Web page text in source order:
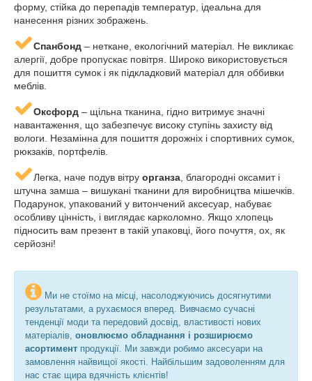
форму, стійка до перепадів температур, ідеальна для
нанесення різних зображень.
Спанбонд – неткане, екологічний матеріал. Не викликає
алергії, добре пропускає повітря. Широко використовується
для пошиття сумок і як підкладковий матеріал для оббивки
меблів.
Оксфорд – щільна тканина, гідно витримує значні
навантаження, що забезпечує високу ступінь захисту від
вологи. Незамінна для пошиття дорожніх і спортивних сумок,
рюкзаків, портфелів.
Легка, наче подув вітру органза , благородні оксамит і
штучна замша – вишукані тканини для виробництва мішечків.
Подарунок, упакований у витончений аксесуар, набуває
особливу цінність, і виглядає карколомно. Якщо хлопець
підносить вам презент в такій упаковці, його почуття, ох, як
серйозні!
Ми не стоїмо на місці, насолоджуючись досягнутими
результатами, а рухаємося вперед. Вивчаємо сучасні
тенденції моди та передовий досвід, властивості нових
матеріалів, оновлюємо обладнання і розширюємо
асортимент продукції. Ми завжди робимо аксесуари на
замовлення найвищої якості. Найбільшим задоволенням для
нас стає щира вдячність клієнтів!